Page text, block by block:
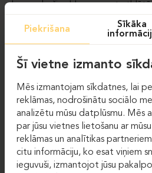
kas nodrošina klusumu pat
Minimālistiskais, modernais rāmis,
audumi un augstākās klases
nepārspējamu izvēli bibliotēkām,
uzgaidāmajām telpām.
PAR
MODIFIKĀCIJAS Nav
CENU LĪMENIS Premium
Piekrišana
Sīkāka
Šī vietne izmanto
Mēs izmantojam sīkdatnes, lai
reklāmas, nodrošinātu sociālo
analizētu mūsu datplūsmu. Mēs
par jūsu vietnes lietošanu ar
reklāmas un analītikas
citu informāciju, ko esat viņiem
ieguvuši, izmantojot jūsu